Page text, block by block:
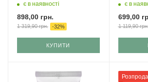
є в наявності
898,00 грн.
1 319,90грн. -32%
КУПИТИ
є в
699,00
1 119,90